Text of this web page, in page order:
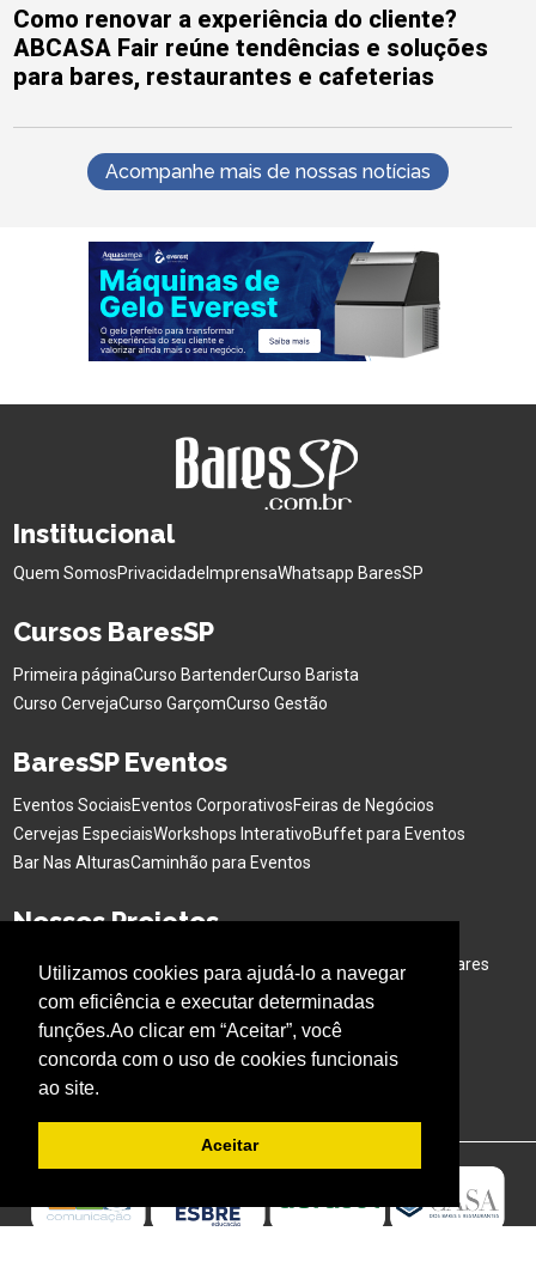
Utilizamos cookies para ajudá-lo a navegar
com eficiência e executar determinadas
funções.Ao clicar em “Aceitar”, você
concorda com o uso de cookies funcionais
ao site.
Aceitar
Como renovar a experiência do cliente?
ABCASA Fair reúne tendências e soluções
para bares, restaurantes e cafeterias
Acompanhe mais de nossas notícias
Institucional
Quem SomosPrivacidade ImprensaWhatsapp BaresSP
Cursos BaresSP
Primeira páginaCurso BartenderCurso Barista
Curso CervejaCurso GarçomCurso Gestão
BaresSP Eventos
Eventos SociaisEventos CorporativosFeiras de Negócios
Cervejas EspeciaisWorkshops InterativoBuffet para Eventos
Bar Nas AlturasCaminhão para Eventos
Nossos Projetos
Experiência Gastronômica Família no Parque Ativação em Bares
Acompanhe o BARESSP